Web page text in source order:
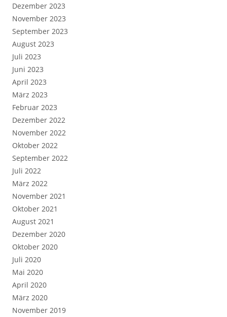
Dezember 2023
November 2023
September 2023
August 2023
Juli 2023
Juni 2023
April 2023
März 2023
Februar 2023
Dezember 2022
November 2022
Oktober 2022
September 2022
Juli 2022
März 2022
November 2021
Oktober 2021
August 2021
Dezember 2020
Oktober 2020
Juli 2020
Mai 2020
April 2020
März 2020
November 2019